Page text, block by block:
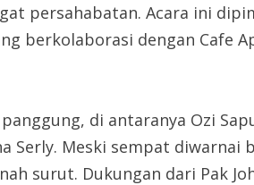
persahabatan. Acara ini
berkolaborasi dengan Cafe
di antaranya Ozi
Serly. Meski sempat
surut. Dukungan dari Pak